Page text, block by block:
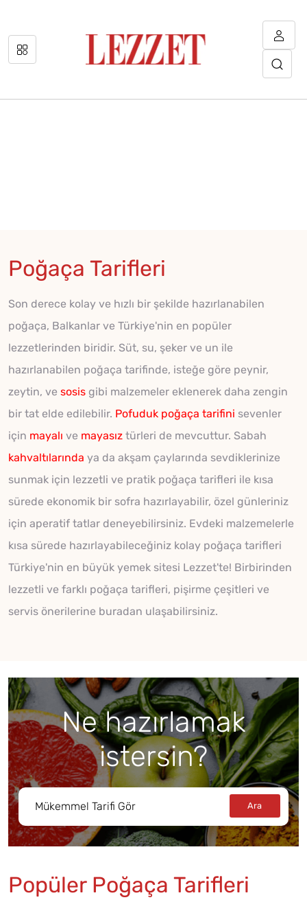
Poğaça Tarifleri
Son derece kolay ve hızlı bir şekilde hazırlanabilen
poğaça, Balkanlar ve Türkiye'nin en popüler
lezzetlerinden biridir. Süt, su, şeker ve un ile
hazırlanabilen poğaça tarifinde, isteğe göre peynir,
zeytin, ve sosis gibi malzemeler eklenerek daha zengin
bir tat elde edilebilir. Pofuduk poğaça tarifini sevenler
için mayalı ve mayasız türleri de mevcuttur. Sabah
kahvaltılarında ya da akşam çaylarında sevdiklerinize
sunmak için lezzetli ve pratik poğaça tarifleri ile kısa
sürede ekonomik bir sofra hazırlayabilir, özel günleriniz
için aperatif tatlar deneyebilirsiniz. Evdeki malzemelerle
kısa sürede hazırlayabileceğiniz kolay poğaça tarifleri
Türkiye'nin en büyük yemek sitesi Lezzet'te! Birbirinden
lezzetli ve farklı poğaça tarifleri, pişirme çeşitleri ve
servis önerilerine buradan ulaşabilirsiniz.
Ne hazırlamak
istersin?
Popüler Poğaça Tarifleri